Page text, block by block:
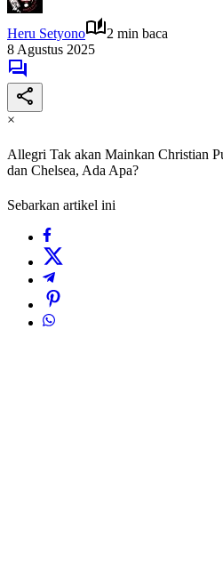
Heru Setyono
2 min baca
8 Agustus 2025
×
Allegri Tak akan Mainkan Christian
dan Chelsea, Ada Apa?
Sebarkan artikel ini